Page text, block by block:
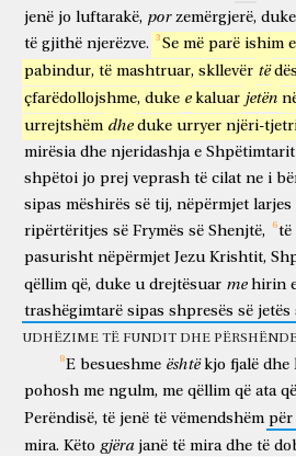
αἰωνίου.
të përjetshme
πιστὸς
e besueshme
ὁ λόγος,
fjala
καὶ
dhe
περὶ
rreth
διαβεβαιοῦσθαι,
për të pohuar me ngulm
ἵνα
me qëllim që
καλῶν
të mira
ἔργων,
të veprave
προΐστασθαι
për të kryesuar
οἱ
ata
Θεῷ.
Perëndisë
ταῦτά
këto është
καλὰ
të mira
καὶ
dhe të
μωρὰς
të marra
δὲ
por
ζητήσεις,
rragatje
καὶ
dhe gjenealogji
νομικὰς,
ligjore
περιΐστασο;
shmang janë sepse të
αἱρετικὸν
sektar
ἄνθρωπον μετὰ
mbas
μίαν καὶ
παραιτοῦ,
kthe mbrapsht
εἰδὼς
duke ditur
ὅτι
se
τοιοῦτος καὶ
dhe
ἁμαρτάνει,
mëkaton
ὢν
duke qenë i
πέμψω
të kem dërguar
Ἀρτεμᾶν
Artemain
πρὸς
te
σὲ
ti
ἢ
ose
ἐλθεῖν
për të ardhur
πρός
tek
με
unë
εἰς
në
Νικόπολιν;
Nikopojë
jenë jo luftarakë, por zemërgjerë, duke
të gjithë njerëzve. Se më parë ishim
pabindur, të mashtruar, skllevër të
çfarëdollojshme, duke e kaluar jetën
urrejtshëm dhe duke urryer njëri-
mirësia dhe njeridashja e Shpëtimtarit
shpëtoi jo prej veprash të cilat ne i
sipas mëshirës së tij, nëpërmjet larjes
ripërtëritjes së Frymës së Shenjtë, të
pasurisht nëpërmjet Jezu Krishtit,
qëllim që, duke u drejtësuar me hirin
trashëgimtarë sipas shpresës së jetës
UDHËZIME TË FUNDIT DHE
E besueshme është kjo fjalë dhe
pohosh me ngulm, me qëllim që ata që
Perëndisë, të jenë të vëmendshëm për
mira. Këto gjëra janë të mira dhe të